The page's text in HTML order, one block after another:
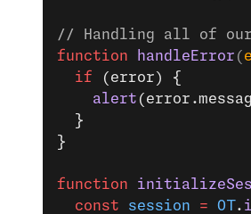
// Handling all of
function handleError (
  if
(error) {
    alert
  }
}
function
  const
session = OT.